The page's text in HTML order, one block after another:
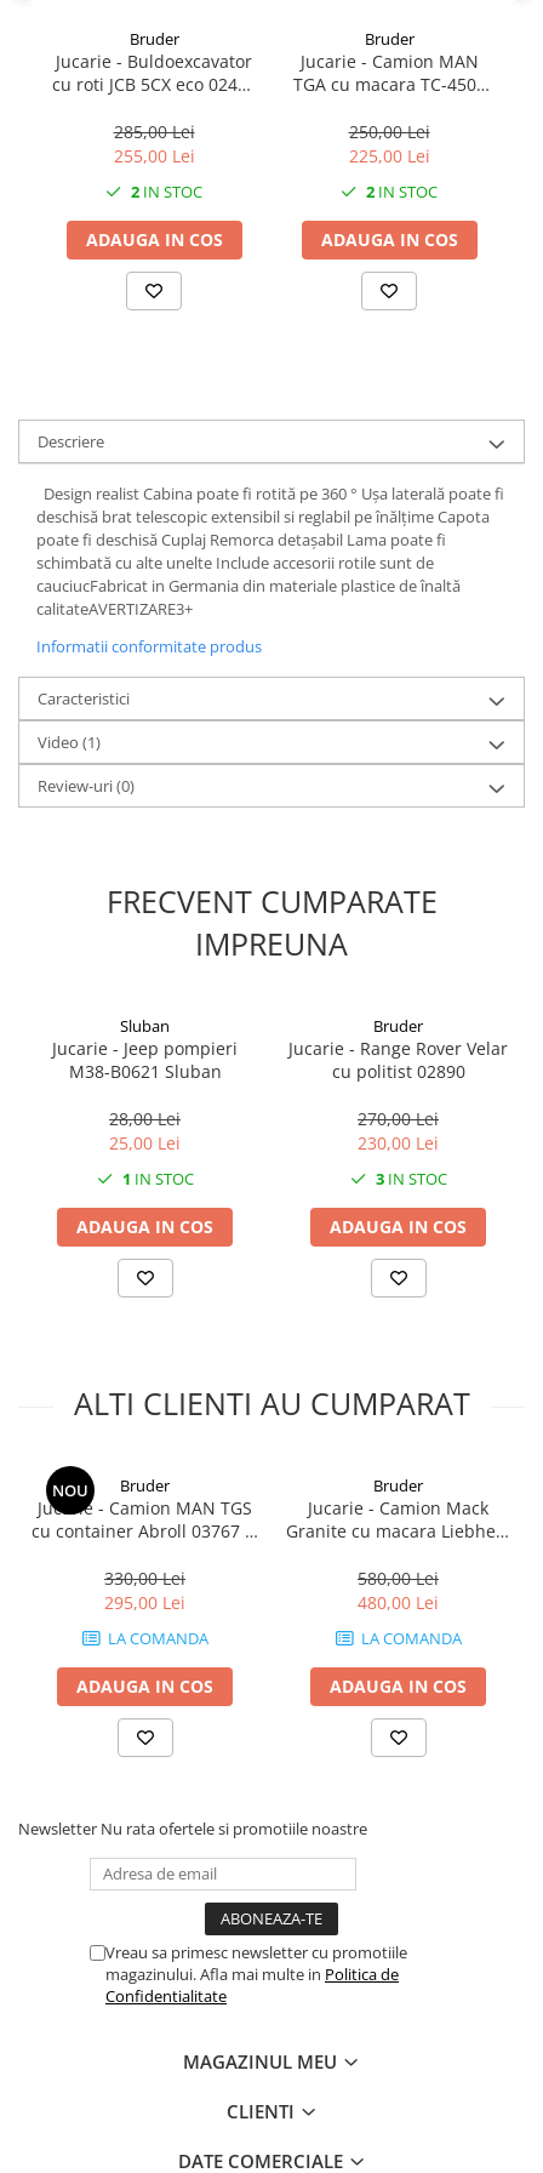
1.7.1 Cablu frana
1.7.2. Placute de frana
1.7.3. Simeringuri sistem franare
1.7.5. O-ring frana
1.8. Transmisie
1.8.3. Ambreiaje
1.8.4. Transmisie punte spate
1.8.5. Transmisie punte fața 2 WD
(2x4)
1.8.6. Transmisie punte fața 4 WD
(4x4)
1.8.7. Direcție
1.8.8. Cabluri ambreiaj și
2. Piese Utilaje Agricole
2.1.2. Plug
2.1.3. Cultivatoare
2.1.8. Tavalug
2.1.7. Tocator forestier si concasor
Gunoi Grajd
2.2.1. Administrare Dejectii
2.2.2. Administrare gunoi grajd
2.3. Erbicidare & Irigare
2.3.1 Erbicidare
2.3.2. Irigare
2.4. Utilaje de recoltare
2.4.1. Piese Cositoare
Bruder
Jucarie - Buldoexcavator
cu roti JCB 5CX eco 02454
285,00 Lei
255,00 Lei
2 IN STOC
ADAUGA IN COS
Bruder
Jucarie - Camion MAN
TGA cu macara TC-4500
250,00 Lei
225,00 Lei
2 IN STOC
ADAUGA IN COS
Descriere
Design realist Cabina poate fi rotită pe 360 ​​° Ușa laterală poate fi
deschisă brat telescopic extensibil si reglabil pe înălțime Capota
poate fi deschisă Cuplaj Remorca detașabil Lama poate fi
schimbată cu alte unelte Include accesorii rotile sunt de
cauciucFabricat in Germania din materiale plastice de înaltă
calitateAVERTIZARE3+
Informatii conformitate produs
Caracteristici
Video (1)
Review-uri(0)
FRECVENT CUMPARATE
IMPREUNA
Sluban
Jucarie - Jeep pompieri
M38-B0621 Sluban
28,00 Lei
25,00 Lei
1 IN STOC
ADAUGA IN COS
Bruder
Jucarie - Range Rover Velar
cu politist 02890
270,00 Lei
230,00 Lei
3IN STOC
ADAUGA IN COS
ALTI CLIENTI AU CUMPARAT
NOU Bruder
Jucarie - Camion MAN TGS
cu container Abroll 03767 si
Bruder
330,00 Lei
295,00 Lei
LA COMANDA
ADAUGA IN COS
Bruder
Jucarie - Camion Mack
Granite cu macara Liebherr
580,00 Lei
480,00 Lei
LA COMANDA
ADAUGA IN COS
Newsletter Nu rata ofertele si promotiile noastre
Vreau sa primesc newsletter cu promotiile
magazinului. Afla mai multe in Politica de
Confidentialitate
MAGAZINUL MEU
CLIENTI
DATE COMERCIALE